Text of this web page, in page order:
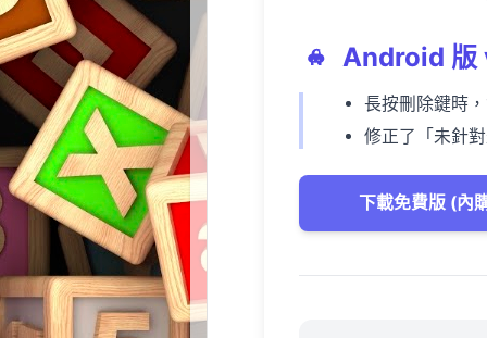
Android 版
長按刪除鍵時
修正了「未針
下載免費版 (內